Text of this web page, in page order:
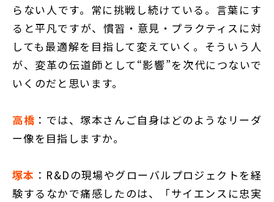
らない人です。常に挑戦し続けている。言葉にす
ると平凡ですが、慣習・意見・プラクティスに対
しても最適解を目指して変えていく。そういう人
が、変革の伝道師として“影響”を次代につないで
いくのだと思います。
高橋 ：では、塚本さんご自身はどのようなリーダ
ー像を目指しますか。
塚本 ：R&Dの現場やグローバルプロジェクトを経
験するなかで痛感したのは、「サイエンスに忠実